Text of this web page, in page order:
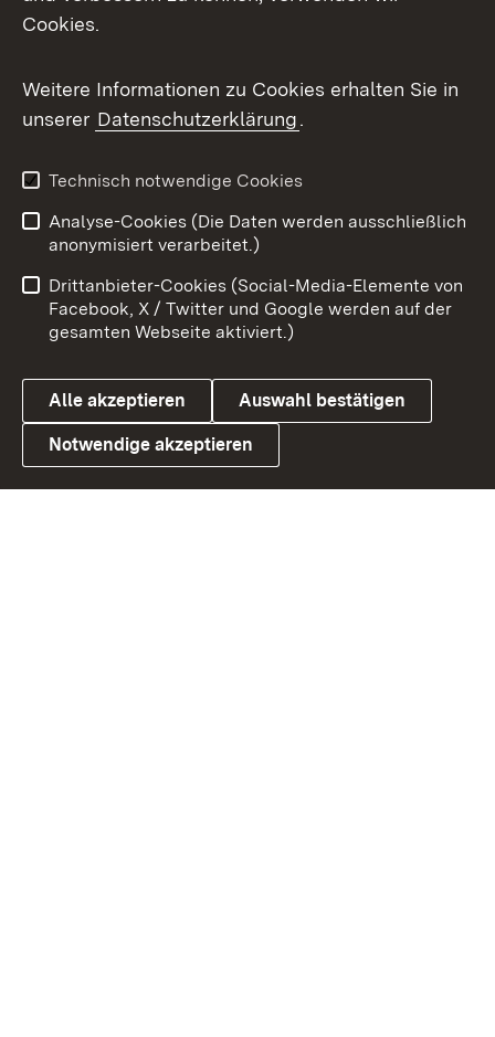
Messenger
Social Wall
X / Twitter
Youtube
Link zum Landesportal
Benutzungshinweise
Barrierefreiheit
Datenschutz
Cookies
Cookies.
Weitere Informationen zu Cookies erhalten Sie in
unserer Datenschutzerklärung.
Technisch notwendige Cookies
Analyse-Cookies (Die Daten werden ausschließlich
anonymisiert verarbeitet.)
Drittanbieter-Cookies (Social-Media-Elemente von
Facebook, X / Twitter und Google werden auf der
gesamten Webseite aktiviert.)
Alle akzeptieren Auswahl bestätigen
Notwendige akzeptieren